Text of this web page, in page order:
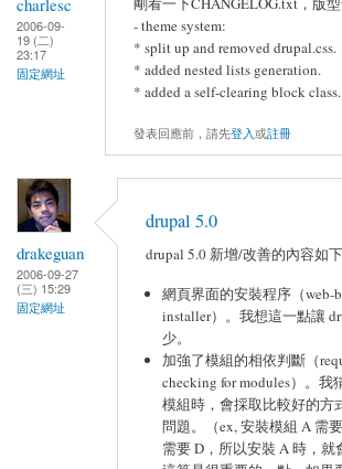
2006-09-
19 (二)
23:17
固定網址
- theme system:
* split up and removed drupal.css.
* added nested lists generation.
* added a self-clearing block class.
發表回應前，請先登入或註冊
drakeguan
2006-09-27
(三) 15:29
固定網址
drupal 5.0
drupal 5.0 新增/改善的內容如下
網頁界面的安裝程序（web-
installer）。我想這一點讓
少。
加強了模組的相依判斷（
checking for modules）。我
模組時，會採取比較好的方
問題。（ex, 安裝模組 A 需
需要 D，所以安裝 A 時，就